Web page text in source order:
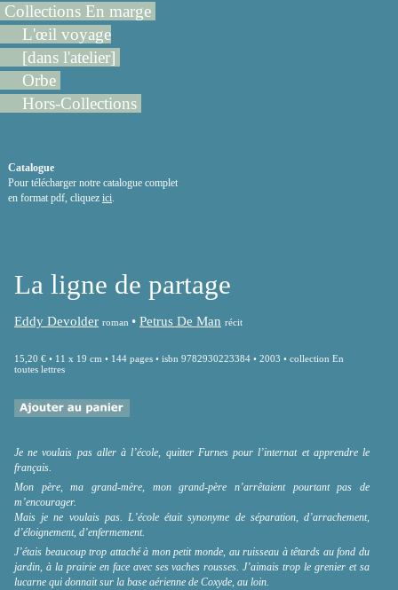
Collections En marge
L'œil voyage
[dans l'atelier]
Orbe
Hors-Collections
Catalogue
Pour télécharger notre catalogue complet
en format pdf, cliquez ici
La ligne de partage
Eddy Devolder roman • Petrus De Man récit
15,20 € • 11 x 19 cm • 144 pages • isbn 9782930223384 • 2003 • collection En
toutes lettres
Je ne voulais pas aller à l’école, quitter Furnes pour l’internat et apprendre le
français.
Mon père, ma grand-mère, mon grand-père n’arrêtaient pourtant pas de
m’encourager.
Mais je ne voulais pas. L’école était synonyme de séparation, d’arrachement,
d’éloignement, d’enfermement.
J’étais beaucoup trop attaché à mon petit monde, au ruisseau à têtards au fond du
jardin, à la prairie en face avec ses vaches rousses. J’aimais trop le grenier et sa
lucarne qui donnait sur la base aérienne de Coxyde, au loin.